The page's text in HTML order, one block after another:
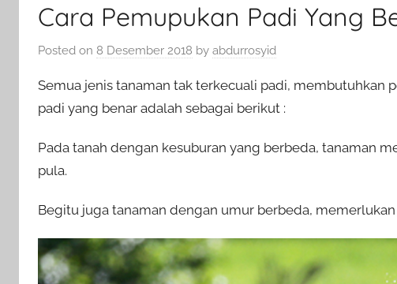
Cara Pemupukan Padi Yang
Posted on 8 Desember 2018 by abdurrosyid
Semua jenis tanaman tak terkecuali padi, membutuhkan
padi yang benar adalah sebagai berikut :
Pada tanah dengan kesuburan yang berbeda, tanaman
pula.
Begitu juga tanaman dengan umur berbeda,